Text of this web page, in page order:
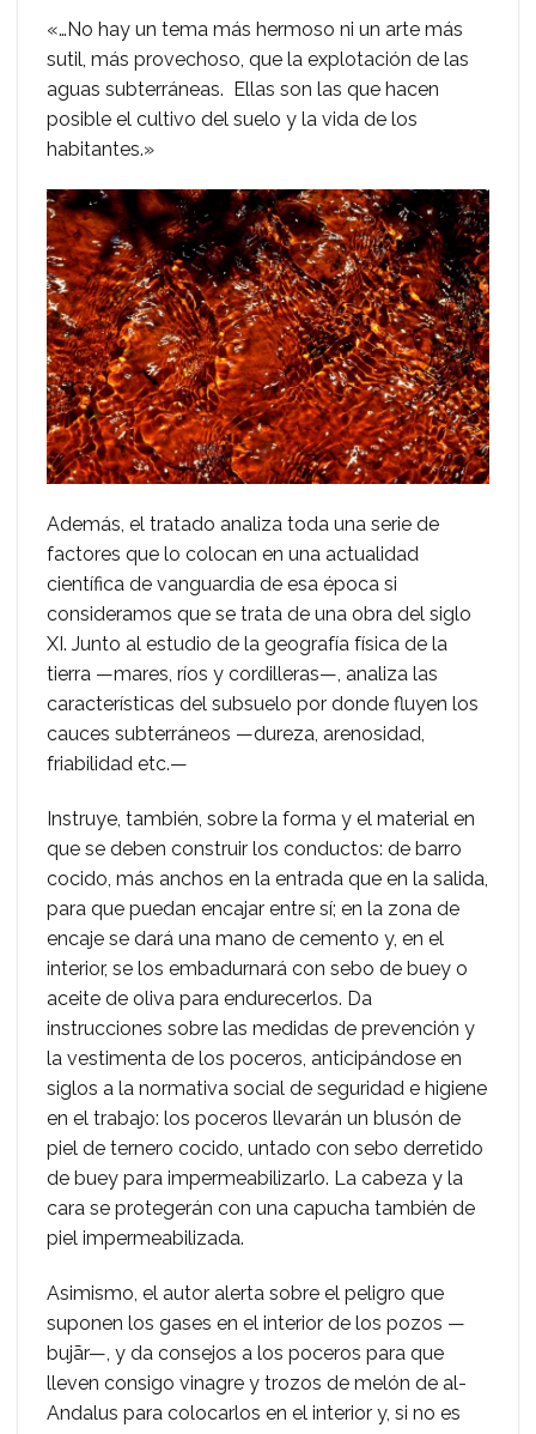
«…No hay un tema más hermoso ni un arte más
sutil, más provechoso, que la explotación de las
aguas subterráneas. Ellas son las que hacen
posible el cultivo del suelo y la vida de los
habitantes.»
Además, el tratado analiza toda una serie de
factores que lo colocan en una actualidad
científica de vanguardia de esa época si
consideramos que se trata de una obra del siglo
XI. Junto al estudio de la geografía física de la
tierra —mares, ríos y cordilleras—, analiza las
características del subsuelo por donde fluyen los
cauces subterráneos —dureza, arenosidad,
friabilidad etc.—
Instruye, también, sobre la forma y el material en
que se deben construir los conductos: de barro
cocido, más anchos en la entrada que en la salida,
para que puedan encajar entre sí; en la zona de
encaje se dará una mano de cemento y, en el
interior, se los embadurnará con sebo de buey o
aceite de oliva para endurecerlos. Da
instrucciones sobre las medidas de prevención y
la vestimenta de los poceros, anticipándose en
siglos a la normativa social de seguridad e higiene
en el trabajo: los poceros llevarán un blusón de
piel de ternero cocido, untado con sebo derretido
de buey para impermeabilizarlo. La cabeza y la
cara se protegerán con una capucha también de
piel impermeabilizada.
Asimismo, el autor alerta sobre el peligro que
suponen los gases en el interior de los pozos —
bujār—, y da consejos a los poceros para que
lleven consigo vinagre y trozos de melón de al-
Andalus para colocarlos en el interior y, si no es